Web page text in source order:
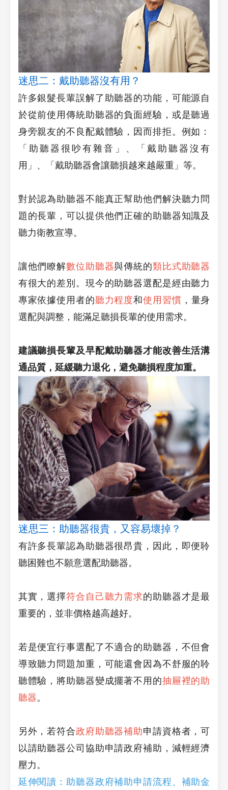
迷思二：戴助聽器沒有用？
許多銀髮長輩誤解了助聽器的功能，可能源自
於從前使用傳統助聽器的負面經驗，或是聽過
身旁親友的不良配戴體驗，因而排拒。例如：
「助聽器很吵有雜音」、「戴助聽器沒有
用」、「戴助聽器會讓聽損越來越嚴重」等。
對於認為助聽器不能真正幫助他們解決聽力問
題的長輩，可以提供他們正確的助聽器知識及
聽力衛教宣導。
讓他們瞭解數位助聽器與傳統的類比式助聽器
有很大的差別。現今的助聽器選配是經由聽力
專家依據使用者的聽力程度和使用習慣 ， 量身
選配與調整，能滿足聽損長輩的使用需求。
建議聽損長輩及早配戴助聽器才能改善生活溝
通品質，延緩聽力退化，避免聽損程度加重。
迷思三：助聽器很貴，又容易壞掉？
有許多長輩認為助聽器很昂貴，因此，即便聆
聽困難也不願意選配助聽器。
其實，選擇符合自己聽力需求的助聽器才是最
重要的， 並非價格越高越好。
若是便宜行事選配了不適合的助聽器，不但會
導致聽力問題加重，可能還會因為不舒服的聆
聽體驗，將助聽器變成擺著不用的抽屜裡的助
聽器。
另外， 若符合政府助聽器補助申請資格者，可
以請助聽器公司協助申請政府補助，減輕經濟
壓力。
延伸閱讀：助聽器政府補助申請流程、補助金